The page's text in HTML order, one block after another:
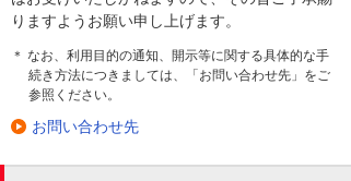
りますようお願い申し上げます。
＊ なお、利用目的の通知、開示等に関する具体的な手
続き方法につきましては、「お問い合わせ先」をご
参照ください。
お問い合わせ先